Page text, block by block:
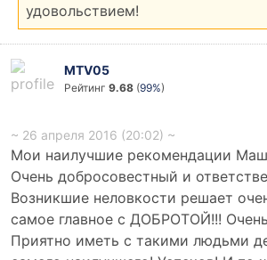
удовольствием!
MTV05
Рейтинг 9.68 (99%)
~ 26 апреля 2016 (20:02) ~
Мои наилучшие рекомендации
Очень добросовестный и
Возникшие неловкости решает
самое главное с ДОБРОТОЙ!!!
Приятно иметь с такими людьми